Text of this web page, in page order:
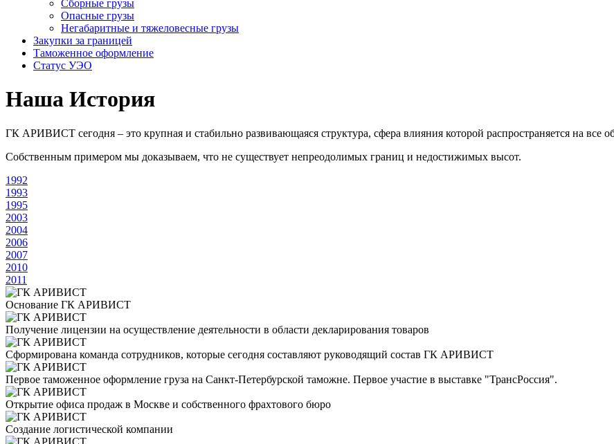
Сборные грузы
Опасные грузы
Негабаритные и тяжело­весные грузы
Закупки за границей
Таможенное оформление
Статус УЭО
Наша История
ГК АРИВИСТ сегодня – это крупная и стабильно развивающаяся структура, сфера влияния которой распространяется на все
Собственным примером мы доказываем, что не существует непреодолимых границ и недостижимых высот.
1992
1993
1995
2003
2004
2006
2007
2010
2011
Основание ГК АРИВИСТ
Получение лицензии на осуществление деятельности в области декларирования товаров
Сформирована команда сотрудников, которые сегодня составляют руководящий состав ГК АРИВИСТ
Первое таможенное оформление груза на Санкт-Петербурской таможне. Первое участие в выставке "ТрансРоссия".
Открытие офиса продаж в Москве и собственного фрахтового бюро
Создание логистической компании